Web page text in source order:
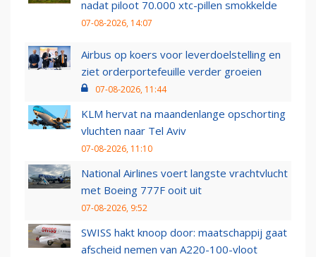
nadat piloot 70.000 xtc-pillen smokkelde
07-08-2026, 14:07
Airbus op koers voor leverdoelstelling en
ziet orderportefeuille verder groeien
07-08-2026, 11:44
KLM hervat na maandenlange opschorting
vluchten naar Tel Aviv
07-08-2026, 11:10
National Airlines voert langste vrachtvlucht
met Boeing 777F ooit uit
07-08-2026, 9:52
SWISS hakt knoop door: maatschappij gaat
afscheid nemen van A220-100-vloot